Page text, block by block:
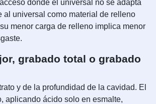
donde el universal no se adapta
al universal como material de relleno
menor carga de relleno implica menor
grabado total o grabado
y de la profundidad de la cavidad. El
aplicando ácido solo en esmalte,